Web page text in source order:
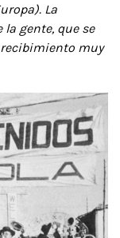
La
gente, que se
muy